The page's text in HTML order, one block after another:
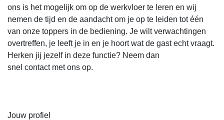
ons is het mogelijk om op de werkvloer te leren en wij
nemen de tijd en de aandacht om je op te leiden tot één
van onze toppers in de bediening. Je wilt verwachtingen
overtreffen, je leeft je in en je hoort wat de gast echt vraagt.
Herken jij jezelf in deze functie? Neem dan
snel contact met ons op.
Jouw profiel